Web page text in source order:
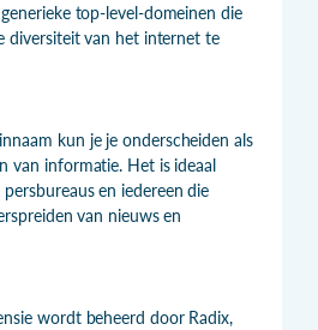
top-level-domeinen die
diversiteit van het internet te
kun je je onderscheiden als
van informatie. Het is ideaal
en iedereen die
van nieuws en
wordt beheerd door Radix,